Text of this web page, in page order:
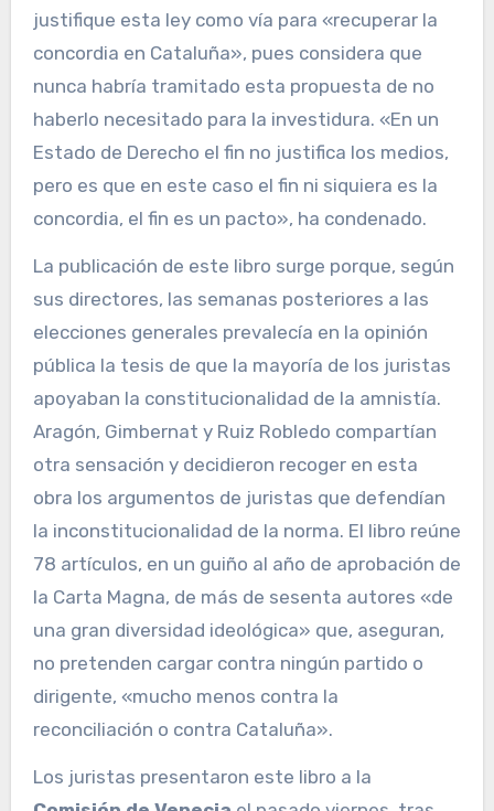
justifique esta ley como vía para «recuperar la
concordia en Cataluña», pues considera que
nunca habría tramitado esta propuesta de no
haberlo necesitado para la investidura. «En un
Estado de Derecho el fin no justifica los medios,
pero es que en este caso el fin ni siquiera es la
concordia, el fin es un pacto», ha condenado.
La publicación de este libro surge porque, según
sus directores, las semanas posteriores a las
elecciones generales prevalecía en la opinión
pública la tesis de que la mayoría de los juristas
apoyaban la constitucionalidad de la amnistía.
Aragón, Gimbernat y Ruiz Robledo compartían
otra sensación y decidieron recoger en esta
obra los argumentos de juristas que defendían
la inconstitucionalidad de la norma. El libro reúne
78 artículos, en un guiño al año de aprobación de
la Carta Magna, de más de sesenta autores «de
una gran diversidad ideológica» que, aseguran,
no pretenden cargar contra ningún partido o
dirigente, «mucho menos contra la
reconciliación o contra Cataluña».
Los juristas presentaron este libro a la